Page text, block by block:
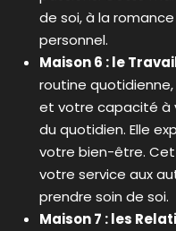
de soi, à la
personnel.
Maison 6 : le
routine
et votre capacité à
du quotidien. Elle
votre bien-être.
votre service aux
prendre soin de soi.
Maison 7 : les